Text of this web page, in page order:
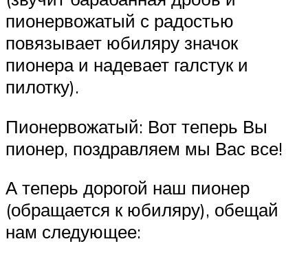
пионервожатый с радостью
повязывает юбиляру значок
пионера и надевает галстук и
пилотку).
Пионервожатый: Вот теперь Вы
пионер, поздравляем мы Вас все!
А теперь дорогой наш пионер
(обращается к юбиляру), обещай
нам следующее: